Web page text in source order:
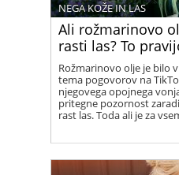
Ali rožmarinovo
rasti las? To
NEGA KOŽE IN LAS
Rožmarinovo olje je bilo
tema pogovorov na
njegovega opojnega
pritegne pozornost
rast las. Toda ali je za